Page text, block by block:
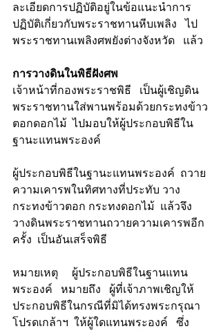
ละเอียดการปฏิบัติอยู่ในข้อแนะนำการ
ปฏิบัติเกี่ยวกับพระราชทานหีบเพลิง   ไป
พระราชทานเพลิงศพยังต่างจังหวัด   แล้ว
การวางดินในพิธีฝังศพ
เจ้าหน้าที่กองพระราชพิธี   เป็นผู้เชิญดิน
พระราชทานใส่พานพร้อมด้วยกระทงข้าว
ตอกดอกไม้  ไปมอบให้ผู้ประกอบพิธีใน
ฐานะแทนพระองค์
ผู้ประกอบพิธีในฐานะแทนพระองค์  ถวาย
ความเคารพในทิศทางที่ประทับ วาง
กระทงข้าวตอก กระทงดอกไม้  แล้วจึง
วางดินพระราชทานถวายความเคารพอีก
ครั้ง  เป็นอันเสร็จพิธี
หมายเหตุ     ผู้ประกอบพิธีในฐานแทน
พระองค์   หมายถึง   ผู้ที่เจ้าภาพเชิญให้
ประกอบพิธีในกรณีที่มิได้ทรงพระกรุณา
โปรดเกล้าฯ  ให้ผู้ใดแทนพระองค์   ซึ่ง